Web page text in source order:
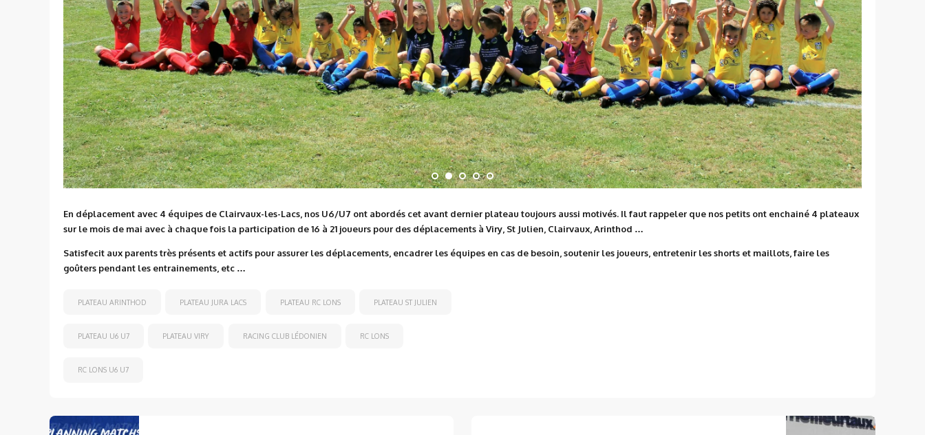
En déplacement avec 4 équipes de Clairvaux-les-Lacs, nos U6/U7 ont abordés cet avant dernier plateau toujours aussi motivés. Il faut rappeler que nos petits ont enchainé 4 plateaux
sur le mois de mai avec à chaque fois la participation de 16 à 21 joueurs pour des déplacements à Viry, St Julien, Clairvaux, Arinthod …
Satisfecit aux parents très présents et actifs pour assurer les déplacements, encadrer les équipes en cas de besoin, soutenir les joueurs, entretenir les shorts et maillots, faire les
goûters pendant les entrainements, etc …
PLATEAU ARINTHOD PLATEAU JURA LACS PLATEAU RC LONS PLATEAU ST JULIEN
PLATEAU U6 U7 PLATEAU VIRY RACING CLUB LÉDONIEN RC LONS
RC LONS U6 U7